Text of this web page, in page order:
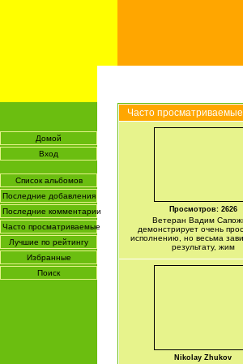
Домой
Вход
Список альбомов
Последние добавления
Последние комментарии
Часто просматриваемые
Лучшие по рейтингу
Избранные
Поиск
Часто просматриваемые
Просмотров: 2626
Ветеран Вадим
демонстрирует очень
исполнению, но весьма
результату, жим
Nikolay Zhukov